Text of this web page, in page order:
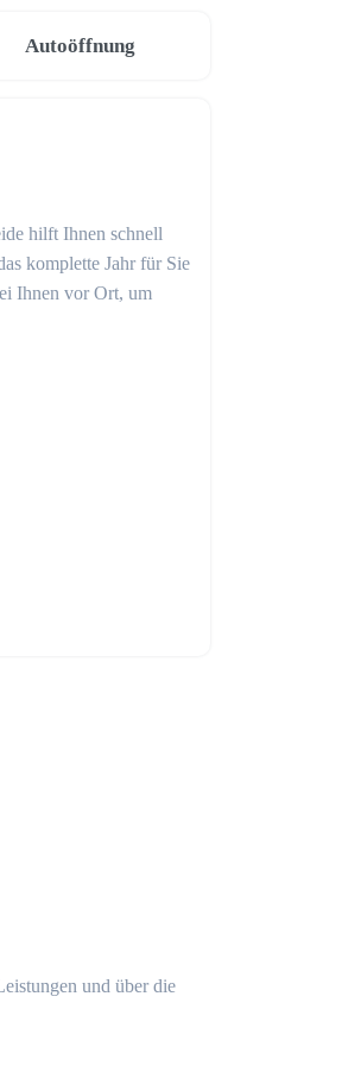
Autoöffnung
hilft Ihnen schnell
komplette Jahr für Sie
Ihnen vor Ort, um
und über die